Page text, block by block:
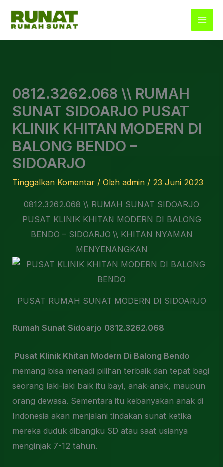
0812.3262.068 \\ RUMAH
SUNAT SIDOARJO PUSAT
KLINIK KHITAN MODERN DI
BALONG BENDO –
SIDOARJO
Tinggalkan Komentar / Olehadmin / 23 Juni 2023
0812.3262.068 \\ RUMAH SUNAT SIDOARJO
PUSAT KLINIK KHITAN MODERN DI BALONG
BENDO – SIDOARJO \\ KHITAN NYAMAN
MENYENANGKAN
PUSAT RUMAH SUNAT MODERN DI SIDOARJO
Rumah Sunat Sidoarjo 0812.3262.068
Pusat Klinik Khitan Modern Di Balong Bendo
memang bisa menjadi pilihan terbaik dan tepat bagi
seorang laki-laki baik itu bayi, anak-anak, maupun
orang dewasa. Sementara itu kebanyakan anak di
Indonesia akan menjalani tindakan sunat ketika
mereka duduk dibangku SD atau saat usianya
menginjak 7-12 tahun.